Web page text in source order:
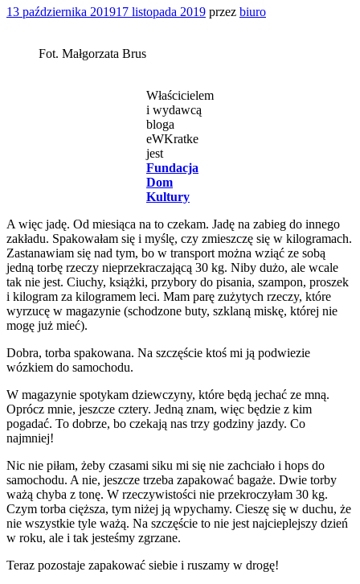
13 października 201917 listopada 2019 przez biuro
Fot. Małgorzata Brus
Właścicielem
i wydawcą
bloga
eWKratke
jest
Fundacja
Dom
Kultury
A więc jadę. Od miesiąca na to czekam. Jadę na zabieg do innego
zakładu. Spakowałam się i myślę, czy zmieszczę się w kilogramach.
Zastanawiam się nad tym, bo w transport można wziąć ze sobą
jedną torbę rzeczy nieprzekraczającą 30 kg. Niby dużo, ale wcale
tak nie jest. Ciuchy, książki, przybory do pisania, szampon, proszek
i kilogram za kilogramem leci. Mam parę zużytych rzeczy, które
wyrzucę w magazynie (schodzone buty, szklaną miskę, której nie
mogę już mieć).
Dobra, torba spakowana. Na szczęście ktoś mi ją podwiezie
wózkiem do samochodu.
W magazynie spotykam dziewczyny, które będą jechać ze mną.
Oprócz mnie, jeszcze cztery. Jedną znam, więc będzie z kim
pogadać. To dobrze, bo czekają nas trzy godziny jazdy. Co
najmniej!
Nic nie piłam, żeby czasami siku mi się nie zachciało i hops do
samochodu. A nie, jeszcze trzeba zapakować bagaże. Dwie torby
ważą chyba z tonę. W rzeczywistości nie przekroczyłam 30 kg.
Czym torba cięższa, tym niżej ją wpychamy. Cieszę się w duchu, że
nie wszystkie tyle ważą. Na szczęście to nie jest najcieplejszy dzień
w roku, ale i tak jesteśmy zgrzane.
Teraz pozostaje zapakować siebie i ruszamy w drogę!